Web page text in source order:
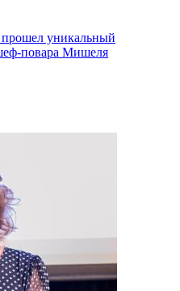
уникальный
повара Мишеля